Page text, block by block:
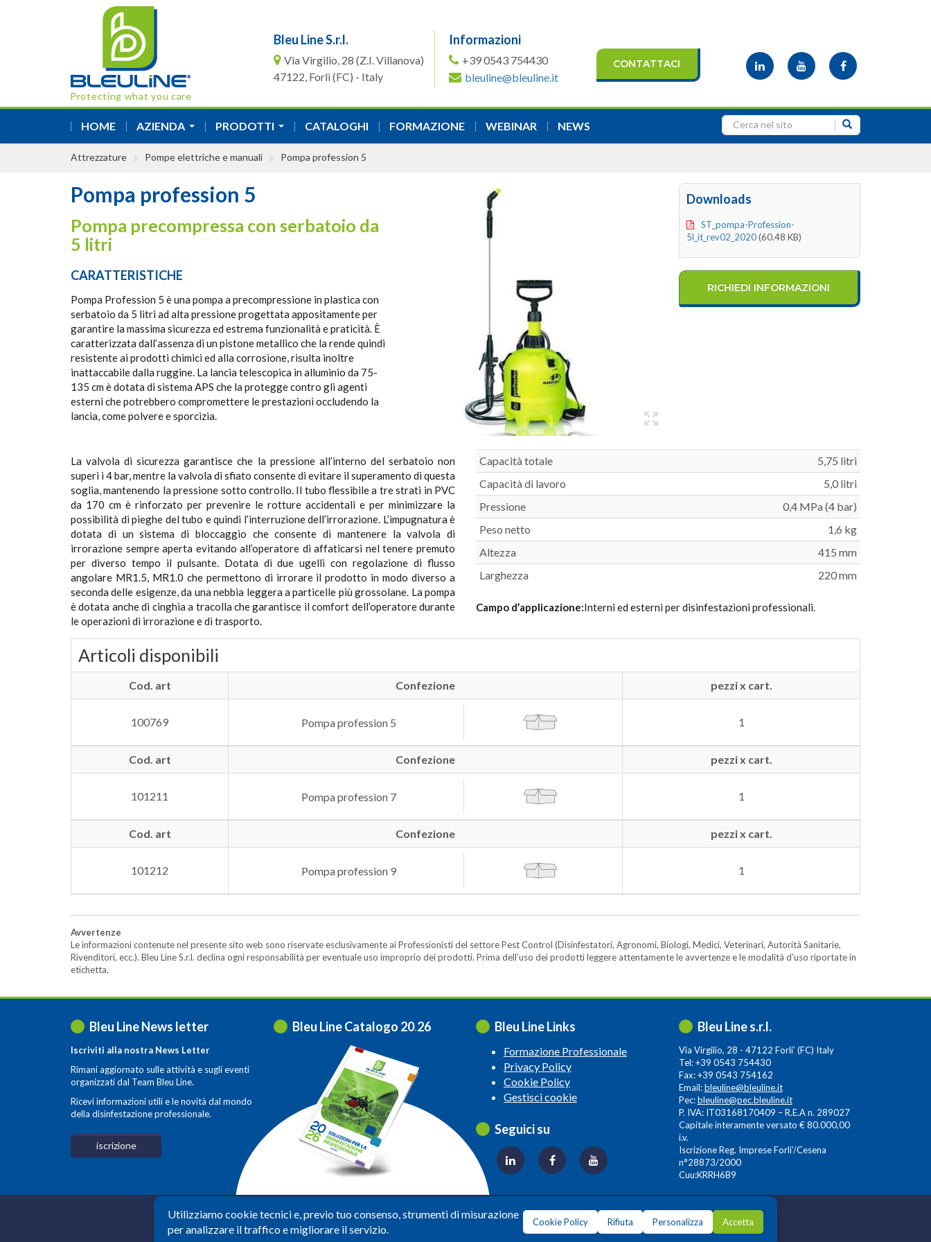
Protecting what you care
Bleu Line S.r.l.
Via Virgilio, 28 (Z.I. Villanova)
47122, Forlì (FC) - Italy
Informazioni
+39 0543 754430
bleuline@bleuline.it
CONTATTACI
HOME AZIENDA PRODOTTI CATALOGHI FORMAZIONE WEBINAR NEWS
Attrezzature Pompe elettriche e manuali Pompa profession 5
Pompa profession 5
Pompa precompressa con serbatoio da
5 litri
CARATTERISTICHE
Pompa Profession 5 è una pompa a precompressione in plastica con
serbatoio da 5 litri ad alta pressione progettata appositamente per
garantire la massima sicurezza ed estrema funzionalità e praticità. È
caratterizzata dall’assenza di un pistone metallico che la rende quindi
resistente ai prodotti chimici ed alla corrosione, risulta inoltre
inattaccabile dalla ruggine. La lancia telescopica in alluminio da 75-
135 cm è dotata di sistema APS che la protegge contro gli agenti
esterni che potrebbero compromettere le prestazioni occludendo la
lancia, come polvere e sporcizia.
Downloads
ST_pompa-Profession-
5l_it_rev02_2020(60.48 KB)
RICHIEDI INFORMAZIONI
La valvola di sicurezza garantisce che la pressione all’interno del serbatoio non
superi i 4 bar, mentre la valvola di sfiato consente di evitare il superamento di questa
soglia, mantenendo la pressione sotto controllo. Il tubo flessibile a tre strati in PVC
da 170 cm è rinforzato per prevenire le rotture accidentali e per minimizzare la
possibilità di pieghe del tubo e quindi l’interruzione dell’irrorazione. L’impugnatura è
dotata di un sistema di bloccaggio che consente di mantenere la valvola di
irrorazione sempre aperta evitando all’operatore di affaticarsi nel tenere premuto
per diverso tempo il pulsante. Dotata di due ugelli con regolazione di flusso
angolare MR1.5, MR1.0 che permettono di irrorare il prodotto in modo diverso a
seconda delle esigenze, da una nebbia leggera a particelle più grossolane. La pompa
è dotata anche di cinghia a tracolla che garantisce il comfort dell’operatore durante
le operazioni di irrorazione e di trasporto.
Capacità totale
5,75 litri
Capacità di lavoro
5,0 litri
Pressione
0,4 MPa (4 bar)
Peso netto
1,6 kg
Altezza
415 mm
Larghezza
220 mm
Campo d’applicazione:Interni ed esterni per disinfestazioni professionali.
Articoli disponibili
Cod. art Confezione pezzi x cart.
100769 Pompa profession 5 1
Cod. art Confezione pezzi x cart.
101211 Pompa profession 7 1
Cod. art Confezione pezzi x cart.
101212 Pompa profession 9 1
Avvertenze
Le informazioni contenute nel presente sito web sono riservate esclusivamente ai Professionisti del settore Pest Control (Disinfestatori, Agronomi, Biologi, Medici, Veterinari, Autorità Sanitarie,
Rivenditori, ecc.). Bleu Line S.r.l. declina ogni responsabilità per eventuale uso improprio dei prodotti. Prima dell’uso dei prodotti leggere attentamente le avvertenze e le modalità d’uso riportate in
etichetta.
Bleu Line News letter
Iscriviti alla nostra News Letter
Rimani aggiornato sulle attività e sugli eventi
organizzati dal Team Bleu Line.
Ricevi informazioni utili e le novità dal mondo
della disinfestazione professionale.
iscrizione
Bleu Line Catalogo 20.26 Bleu Line Links
Formazione Professionale
Privacy Policy
Cookie Policy
Gestisci cookie
Seguici su
Bleu Line s.r.l.
Via Virgilio, 28 - 47122 Forli’ (FC) Italy
Tel: +39 0543 754430
Fax: +39 0543 754162
Email:bleuline@bleuline.it
Pec:bleuline@pec.bleuline.it
P. IVA: IT03168170409 – R.E.A n. 289027
Capitale interamente versato € 80.000,00
i.v.
Iscrizione Reg. Imprese Forli’/Cesena
n°28873/2000
Cuu:KRRH6B9
© 2026 Copyright: Bleuline s.r.l. - All Rights Reserved
Società a Socio Unico soggetta alla Direzione e Coordinamento di
Leonardo Lifescience Group S.p.A.
Utilizziamo cookie tecnici e, previo tuo consenso, strumenti di misurazione
per analizzare il traffico e migliorare il servizio.
Cookie Policy Rifiuta Personalizza Accetta